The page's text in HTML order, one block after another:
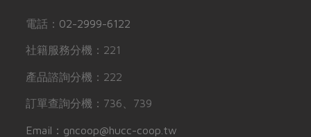
電話： 02-2999-6122
社籍服務分機：221
產品諮詢分機：222
訂單查詢分機：736、739
Email：gncoop@hucc-coop.tw